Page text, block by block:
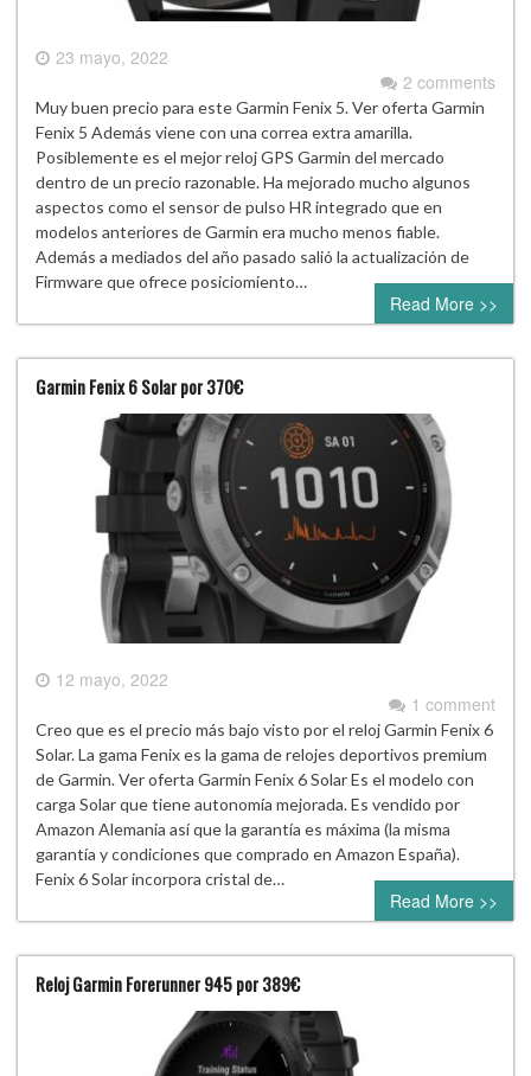
23 mayo, 2022
2 comments
Muy buen precio para este Garmin Fenix 5. Ver oferta Garmin
Fenix 5 Además viene con una correa extra amarilla.
Posiblemente es el mejor reloj GPS Garmin del mercado
dentro de un precio razonable. Ha mejorado mucho algunos
aspectos como el sensor de pulso HR integrado que en
modelos anteriores de Garmin era mucho menos fiable.
Además a mediados del año pasado salió la actualización de
Firmware que ofrece posiciomiento…
Read More >>
Garmin Fenix 6 Solar por 370€
12 mayo, 2022
1 comment
Creo que es el precio más bajo visto por el reloj Garmin Fenix 6
Solar. La gama Fenix es la gama de relojes deportivos premium
de Garmin. Ver oferta Garmin Fenix 6 Solar Es el modelo con
carga Solar que tiene autonomía mejorada. Es vendido por
Amazon Alemania así que la garantía es máxima (la misma
garantía y condiciones que comprado en Amazon España).
Fenix 6 Solar incorpora cristal de…
Read More >>
Reloj Garmin Forerunner 945 por 389€